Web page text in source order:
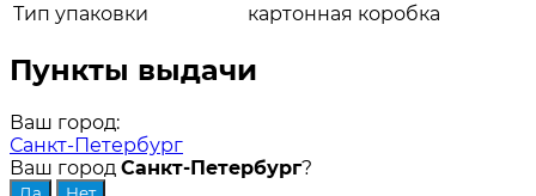
Тип упаковки
картонная коробка
Пункты выдачи
Ваш город:
Санкт-Петербург
Ваш город Санкт-Петербург?